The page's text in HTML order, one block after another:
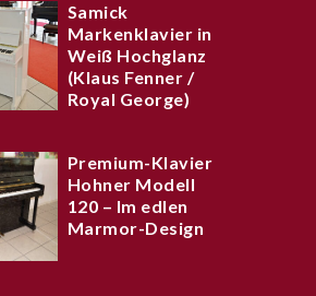
Samick
Markenklavier in
Weiß Hochglanz
(Klaus Fenner /
Royal George)
Premium-Klavier
Hohner Modell
120 – Im edlen
Marmor-Design